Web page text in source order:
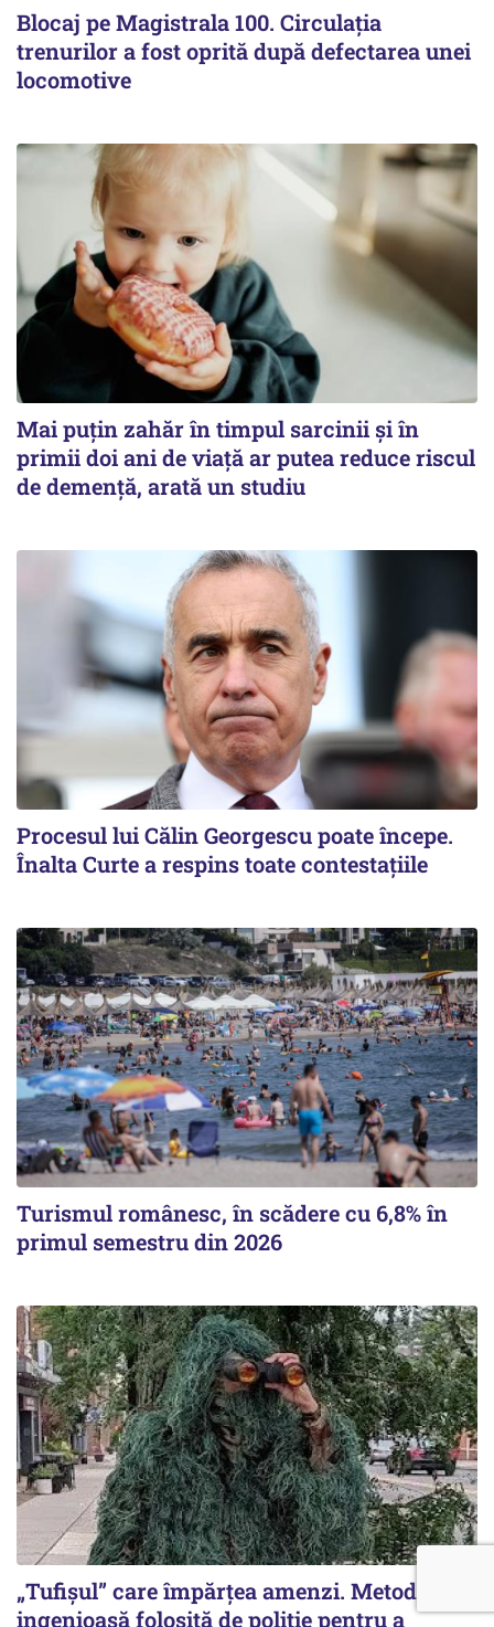
Blocaj pe Magistrala 100. Circulația
trenurilor a fost oprită după defectarea unei
locomotive
Mai puțin zahăr în timpul sarcinii și în
primii doi ani de viață ar putea reduce riscul
de demență, arată un studiu
Procesul lui Călin Georgescu poate începe.
Înalta Curte a respins toate contestațiile
Turismul românesc, în scădere cu 6,8% în
primul semestru din 2026
„Tufișul” care împărțea amenzi. Metoda
ingenioasă folosită de poliție pentru a